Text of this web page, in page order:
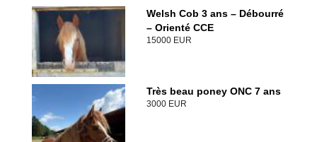
Welsh Cob 3 ans – Débourré
– Orienté CCE
15000 EUR
Très beau poney ONC 7 ans
3000 EUR